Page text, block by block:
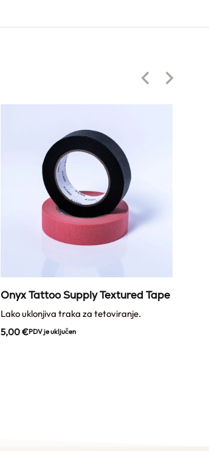
Onyx Tattoo Supply Textured Tape
Lako uklonjiva traka za tetoviranje.
5,00€PDV je uključen